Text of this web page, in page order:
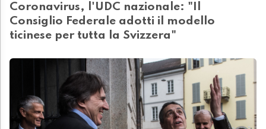
Coronavirus, l'UDC nazionale: "Il
Consiglio Federale adotti il modello
ticinese per tutta la Svizzera"